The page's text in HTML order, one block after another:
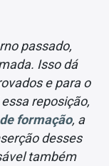
passado,
Isso dá
e para o
reposição,
formação, a
desses
também